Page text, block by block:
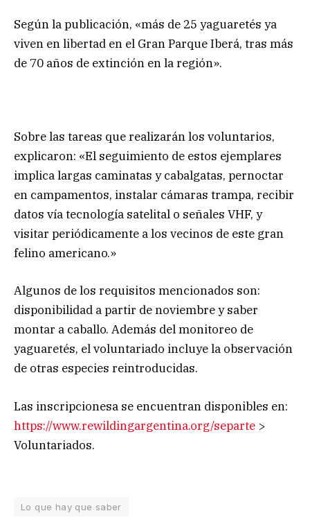
Según la publicación, «más de 25 yaguaretés ya
viven en libertad en el Gran Parque Iberá, tras más
de 70 años de extinción en la región».
Sobre las tareas que realizarán los voluntarios,
explicaron: «El seguimiento de estos ejemplares
implica largas caminatas y cabalgatas, pernoctar
en campamentos, instalar cámaras trampa, recibir
datos vía tecnología satelital o señales VHF, y
visitar periódicamente a los vecinos de este gran
felino americano.»
Algunos de los requisitos mencionados son:
disponibilidad a partir de noviembre y saber
montar a caballo. Además del monitoreo de
yaguaretés, el voluntariado incluye la observación
de otras especies reintroducidas.
Las inscripcionesa se encuentran disponibles en:
https://www.rewildingargentina.org/separte >
Voluntariados.
Lo que hay que saber